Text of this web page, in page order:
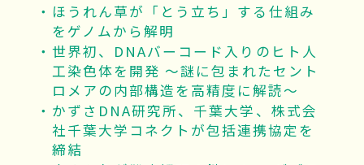
ほうれん草が「とう立ち」する仕組み
をゲノムから解明
世界初、DNAバーコード入りのヒト人
工染色体を開発 ～謎に包まれたセント
ロメアの内部構造を高精度に解読～
かずさDNA研究所、千葉大学、株式会
社千葉大学コネクトが包括連携協定を
締結